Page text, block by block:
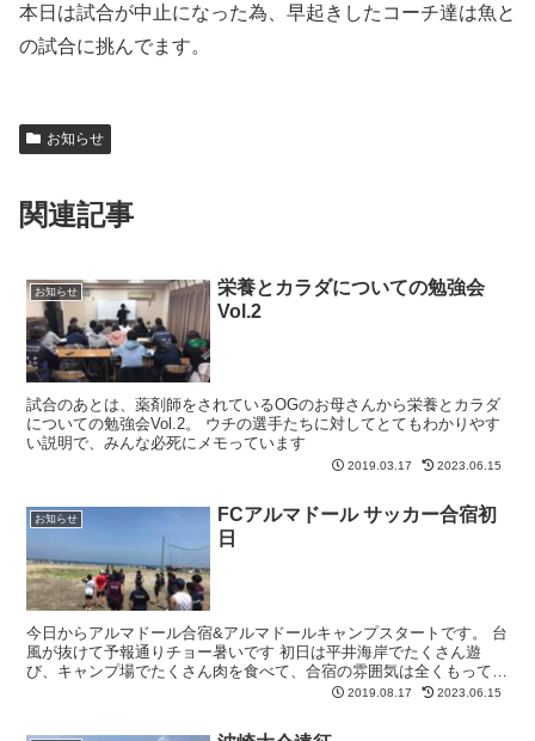
本日は試合が中止になった為、早起きしたコーチ達は魚と
の試合に挑んでます。
お知らせ
関連記事
お知らせ
栄養とカラダについての勉強会
Vol.2
試合のあとは、薬剤師をされているOGのお母さんから栄養とカラダ
についての勉強会Vol.2。 ウチの選手たちに対してとてもわかりやす
い説明で、みんな必死にメモっています
2019.03.17 2023.06.15
お知らせ
FCアルマドール サッカー合宿初
日
今日からアルマドール合宿&アルマドールキャンプスタートです。 台
風が抜けて予報通りチョー暑いです 初日は平井海岸でたくさん遊
び、キャンプ場でたくさん肉を食べて、合宿の雰囲気は全くもってゼ
ロですが、明日からは完全サッカー漬けの4日間になります...
2019.08.17 2023.06.15